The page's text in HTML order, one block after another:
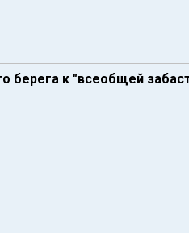
берега к "всеобщей